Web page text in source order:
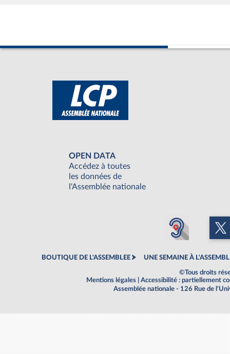
OPEN DATA
Accédez à toutes
les données de
l'Assemblée nationale
BOUTIQUE DE L'ASSEMBLEE UNE SEMAINE À
©Tous droits
Mentions légales
Accessibilité : partiellement
Assemblée nationale - 126 Rue de